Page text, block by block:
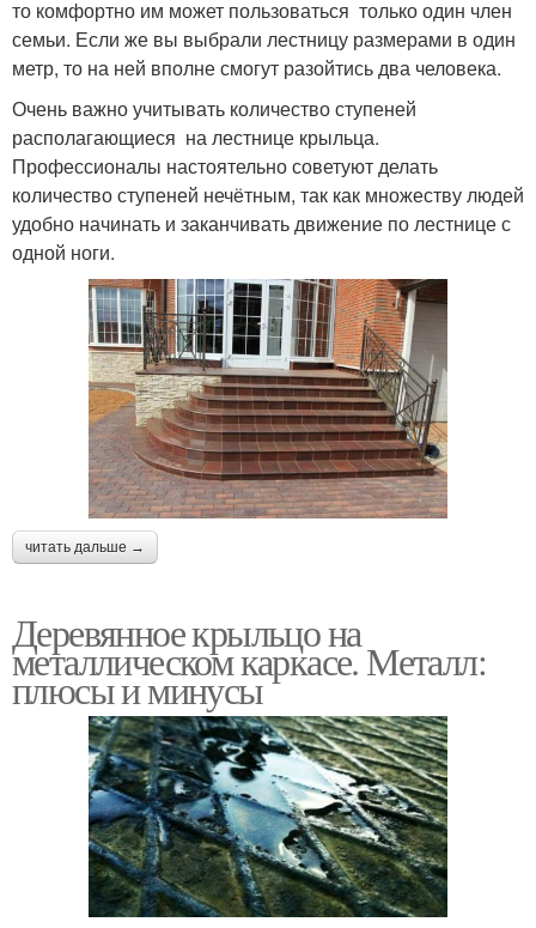
то комфортно им может пользоваться только один член
семьи. Если же вы выбрали лестницу размерами в один
метр, то на ней вполне смогут разойтись два человека.
Очень важно учитывать количество ступеней
располагающиеся на лестнице крыльца.
Профессионалы настоятельно советуют делать
количество ступеней нечётным, так как множеству людей
удобно начинать и заканчивать движение по лестнице с
одной ноги.
читать дальше →
Деревянное крыльцо на
металлическом каркасе. Металл:
плюсы и минусы